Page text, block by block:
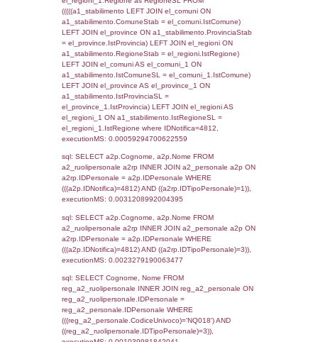
Indietro
Debug
sql: SELECT COUNT(*) FROM `userlevels`
`userlevelid` = -2, executionMS:
sql: SELECT `userlevelid`, `userlevelname`
sql: SELECT COUNT(*) FROM
WHERE `userlevelid` = -2, executionMS:
sql: SELECT `tablename`, `userlevelid`,
`userlevelpermissions` WHERE `userlevelid`
sql: SELECT a1.RagioneSociale,
localita, el_prov.citta AS provincia,
DATE(n.DataInvioNotifica) as